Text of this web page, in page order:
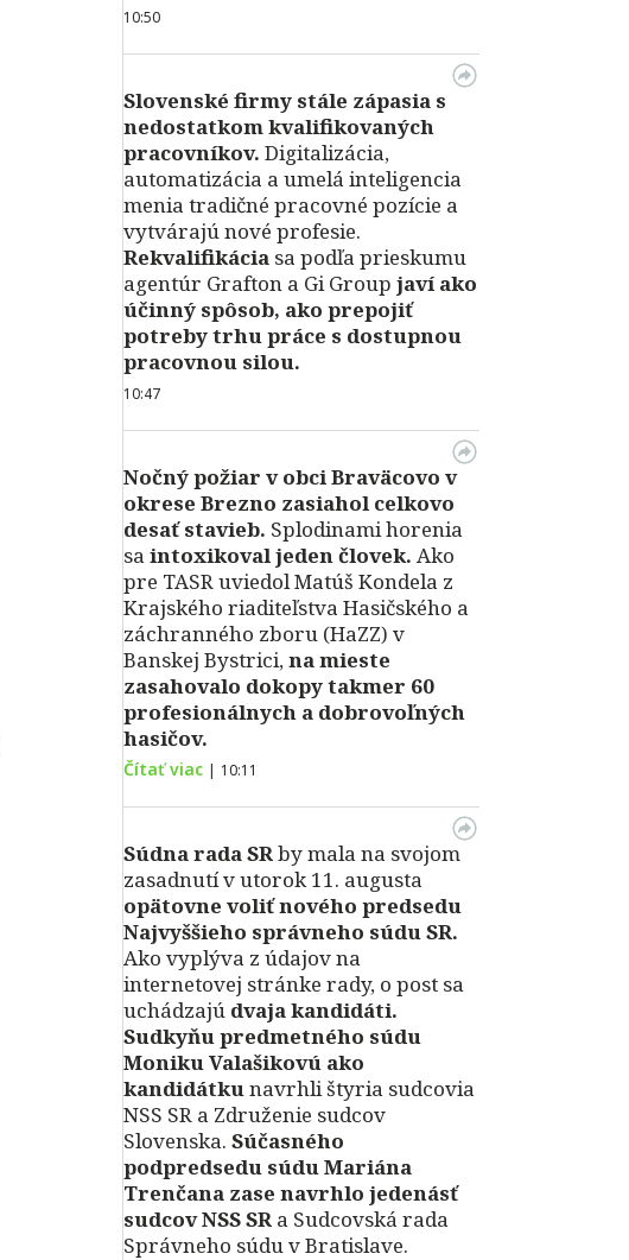
10:50
Slovenské firmy stále zápasia s
nedostatkom kvalifikovaných
pracovníkov. Digitalizácia,
automatizácia a umelá inteligencia
menia tradičné pracovné pozície a
vytvárajú nové profesie.
Rekvalifikácia sa podľa prieskumu
agentúr Grafton a Gi Group javí ako
účinný spôsob, ako prepojiť
potreby trhu práce s dostupnou
pracovnou silou.
10:47
Nočný požiar v obci Braväcovo v
okrese Brezno zasiahol celkovo
desať stavieb. Splodinami horenia
sa intoxikoval jeden človek. Ako
pre TASR uviedol Matúš Kondela z
Krajského riaditeľstva Hasičského a
záchranného zboru (HaZZ) v
Banskej Bystrici,na mieste
zasahovalo dokopy takmer 60
profesionálnych a dobrovoľných
hasičov.
Čítať viac | 10:11
Súdna rada SRby mala na svojom
zasadnutí v utorok 11. augusta
opätovne voliť nového predsedu
Najvyššieho správneho súdu SR.
Ako vyplýva z údajov na
internetovej stránke rady, o post sa
uchádzajú dvaja kandidáti.
Sudkyňu predmetného súdu
Moniku Valašikovú ako
kandidátkunavrhli štyria sudcovia
NSS SR a Združenie sudcov
Slovenska. Súčasného
podpredsedu súdu Mariána
Trenčana zase navrhlo jedenásť
sudcov NSS SR a Sudcovská rada
Správneho súdu v Bratislave.